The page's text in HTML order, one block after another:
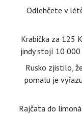
Odlehčete v
Krabička za 125
jindy stojí 10 000
Rusko zjistilo,
pomalu je
Rajčata do